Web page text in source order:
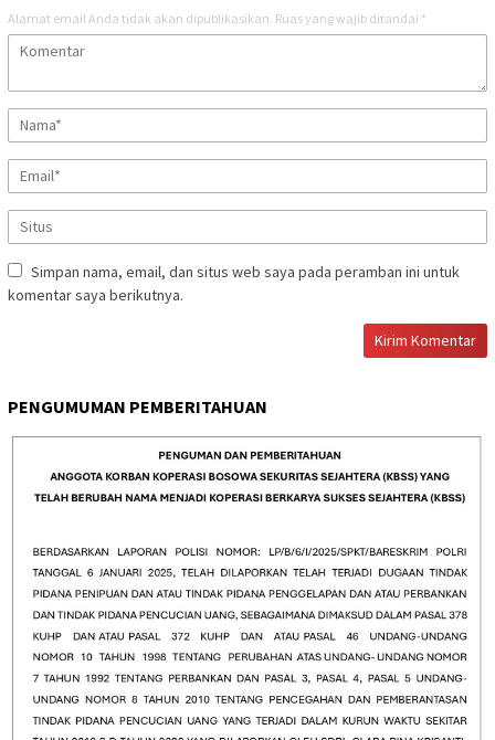
Alamat email Anda tidak akan dipublikasikan. Ruas yang wajib ditandai *
Simpan nama, email, dan situs web saya pada peramban ini untuk
komentar saya berikutnya.
PENGUMUMAN PEMBERITAHUAN